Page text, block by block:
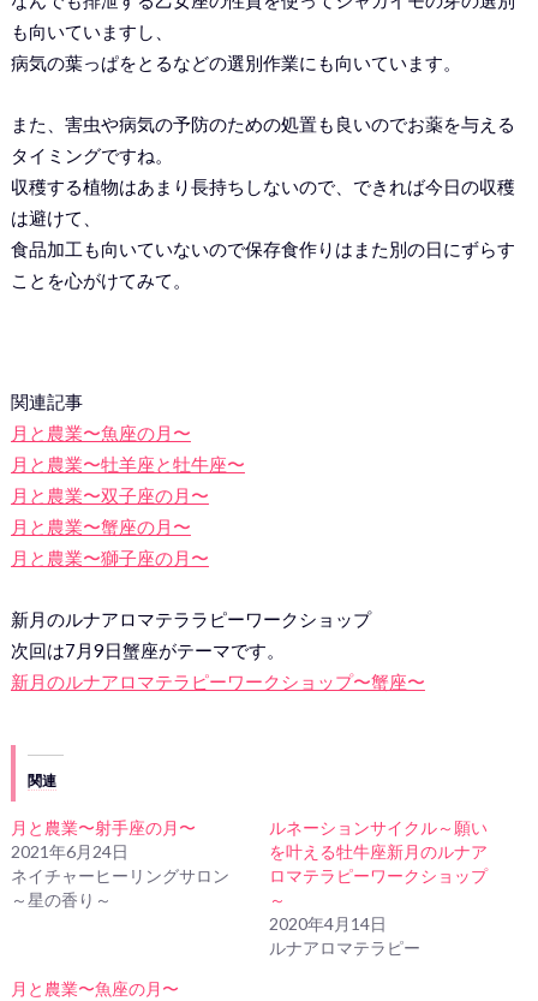
も向いていますし、
病気の葉っぱをとるなどの選別作業にも向いています。
また、害虫や病気の予防のための処置も良いのでお薬を与える
タイミングですね。
収穫する植物はあまり長持ちしないので、できれば今日の収穫
は避けて、
食品加工も向いていないので保存食作りはまた別の日にずらす
ことを心がけてみて。
関連記事
月と農業〜魚座の月〜
月と農業〜牡羊座と牡牛座〜
月と農業〜双子座の月〜
月と農業〜蟹座の月〜
月と農業〜獅子座の月〜
新月のルナアロマテララピーワークショップ
次回は7月9日蟹座がテーマです。
新月のルナアロマテラピーワークショップ〜蟹座〜
関連
月と農業〜射手座の月〜
2021年6月24日
ネイチャーヒーリングサロン
～星の香り～
ルネーションサイクル～願い
を叶える牡牛座新月のルナア
ロマテラピーワークショップ
～
2020年4月14日
ルナアロマテラピー
月と農業〜魚座の月〜